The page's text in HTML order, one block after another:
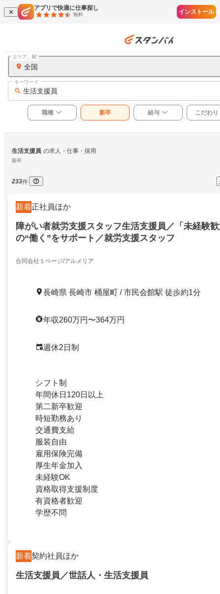
アプリで快適に仕事探し
無料 インストール
全国
エリア、駅
生活支援員
キーワード
職種 新卒 給与 こだわり
生活支援員 の求人・仕事・採用
新卒
233件
新着正社員ほか
障がい者就労支援スタッフ生活支援員／「未経験
の“働く”をサポート／就労支援スタッフ
合同会社１ページ/アルメリア
長崎県 長崎市 桶屋町 / 市民会館駅 徒歩約1分
年収260万円〜364万円
週休2日制
シフト制
年間休日120日以上
第二新卒歓迎
時短勤務あり
交通費支給
服装自由
雇用保険完備
厚生年金加入
未経験OK
資格取得支援制度
有資格者歓迎
学歴不問
新着契約社員ほか
生活支援員／世話人・生活支援員